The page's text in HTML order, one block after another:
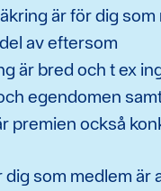
är för dig som
av eftersom
är bred och t ex
egendomen
premien också
som medlem är